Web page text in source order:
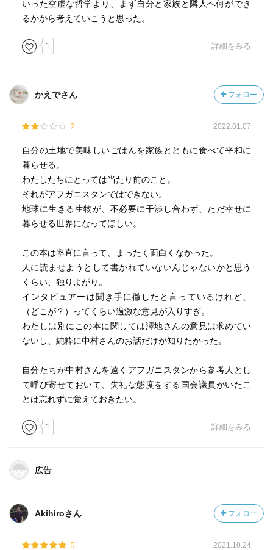
いった空虚な哲学より、まず自分と家族と隣人へ何ができ
るかから考えていこうと思った。
1 詳細をみる
かえでさん フォロー
2 2022.01.07
自分の土地で美味しいごはんを家族とともに食べて平和に
暮らせる。
わたしたちにとっては当たり前のこと。
それがアフガニスタンではできない。
地球に生きる生物が、不必要に干渉し合わず、ただ幸せに
暮らせる世界になってほしい。
この本は率直に言って、まったく面白くなかった。
人に読ませようとして書かれていないんじゃないかと思う
くらい、独りよがり。
インタビュアーは聞き手に徹したと言っているけれど、
（どこが？）ってくらい過激な意見が入りすぎ。
わたしは別にこの本に関しては澤地さんの意見は求めてい
ないし、純粋に中村さんのお話だけが知りたかった。
自分たちが中村さんを遠くアフガニスタンから参考人とし
て呼び寄せておいて、失礼な態度をする国会議員がいたこ
とは忘れずに覚えておきたい。
1 詳細をみる
広告
Akihiroさん フォロー
5 2021.10.24